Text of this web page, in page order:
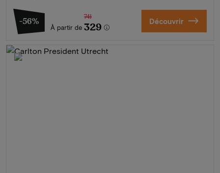
-56%
À partir de
741
329 Découvrir